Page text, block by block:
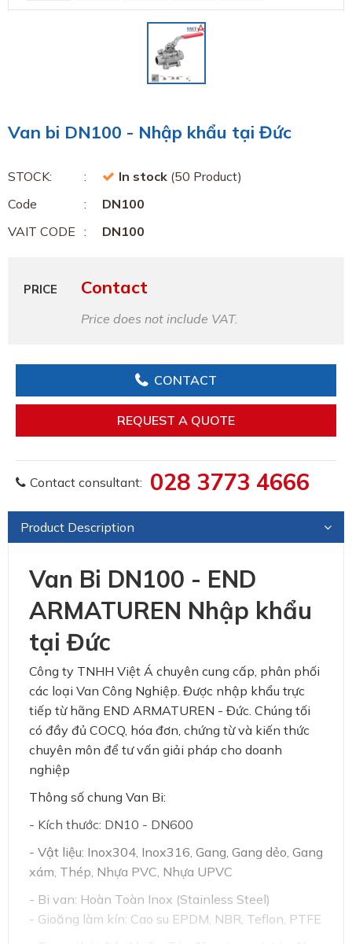
Van bi DN100 - Nhập khẩu tại Đức
STOCK: In stock (50 Product)
Code
DN100
VAIT CODE
DN100
PRICE Contact
Price does not include VAT.
CONTACT
REQUEST A QUOTE
Contact consultant: 028 3773 4666
Product Description
Van Bi DN100 - END
ARMATUREN Nhập khẩu
tại Đức
Công ty TNHH Việt Á chuyên cung cấp, phân phối
các loại Van Công Nghiệp. Được nhập khẩu trực
tiếp từ hãng END ARMATUREN - Đức. Chúng tối
có đầy đủ COCQ, hóa đơn, chứng từ và kiến thức
chuyên môn để tư vấn giải pháp cho doanh
nghiệp
Thông số chung Van Bi:
- Kích thước: DN10 - DN600
- Vật liệu: Inox304, Inox316, Gang, Gang dẻo, Gang
xám, Thép, Nhựa PVC, Nhựa UPVC
- Bi van: Hoàn Toàn Inox (Stainless Steel)
- Gioăng làm kín: Cao su EPDM, NBR, Teflon, PTFE